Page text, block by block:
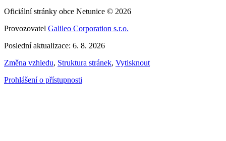
Oficiální stránky obce Netunice © 2026
Provozovatel Galileo Corporation s.r.o.
Poslední aktualizace: 6. 8. 2026
Změna vzhledu, Struktura stránek, Vytisknout
Prohlášení o přístupnosti